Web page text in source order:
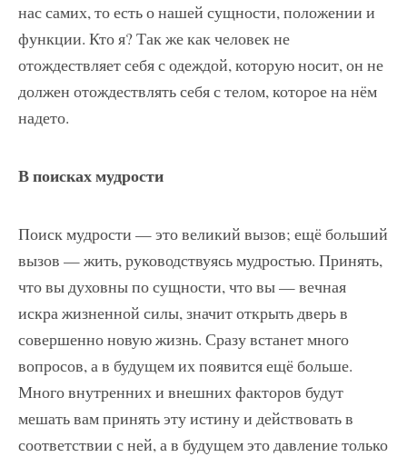
нас самих, то есть о нашей сущности, положении и
функции. Кто я? Так же как человек не
отождествляет себя с одеждой, которую носит, он не
должен отождествлять себя с телом, которое на нём
надето.
В поисках мудрости
Поиск мудрости — это великий вызов; ещё больший
вызов — жить, руководствуясь мудростью. Принять,
что вы духовны по сущности, что вы — вечная
искра жизненной силы, значит открыть дверь в
совершенно новую жизнь. Сразу встанет много
вопросов, а в будущем их появится ещё больше.
Много внутренних и внешних факторов будут
мешать вам принять эту истину и действовать в
соответствии с ней, а в будущем это давление только